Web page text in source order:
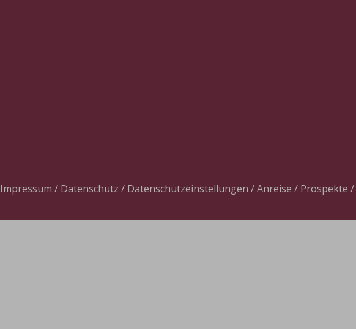
Impressum / Datenschutz / Datenschutzeinstellungen /Anreise / Prospekte /